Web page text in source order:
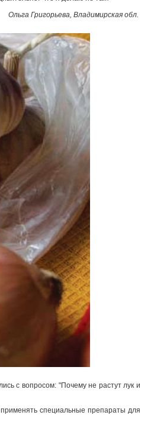
Ольга Григорьева, Владимирская обл.
с вопросом: "Почему не растут лук и
специальные препараты для